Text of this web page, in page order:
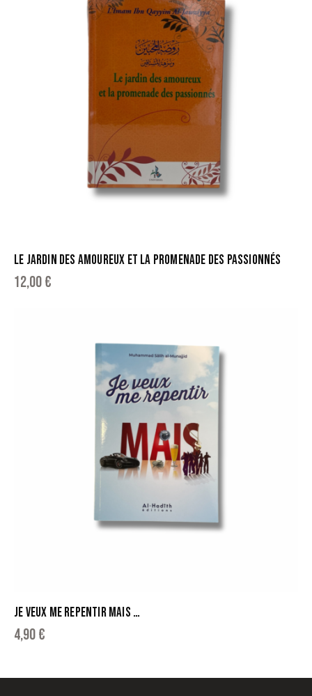
LE JARDIN DES AMOUREUX ET LA PROMENADE DES PASSIONNÉS
12,00€
JE VEUX ME REPENTIR MAIS …
4,90€